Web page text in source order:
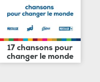
17 chansons pour
changer le monde